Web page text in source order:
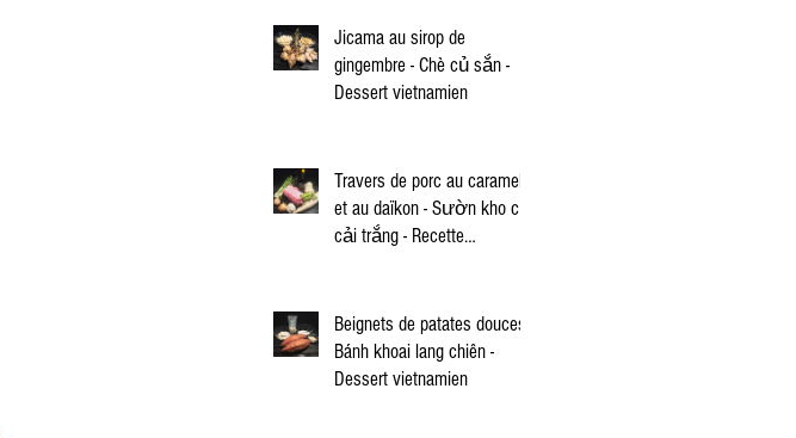
Jicama au sirop de
gingembre - Chè củ sắn -
Dessert vietnamien
Travers de porc au caramel
et au daïkon - Sườn kho củ
cải trắng - Recette
Beignets de patates douces -
Bánh khoai lang chiên -
Dessert vietnamien